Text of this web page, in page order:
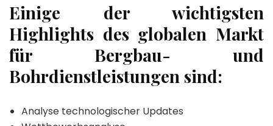
Einige der wichtigsten
Highlights des globalen Markt
für Bergbau- und
Bohrdienstleistungen sind:
Analyse technologischer Updates